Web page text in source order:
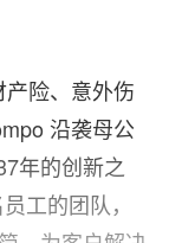
险、意外伤
沿袭母公
年的创新之
工的团队，